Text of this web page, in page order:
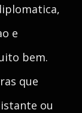
e
bem.
que
ou